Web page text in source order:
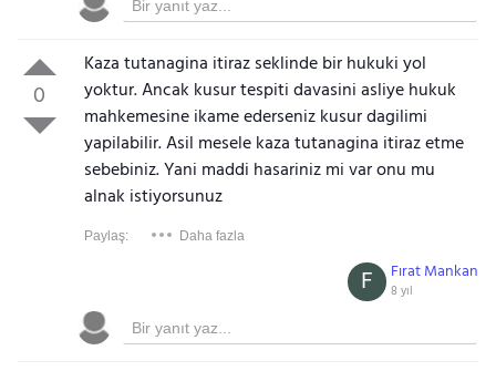
0
Kaza tutanagina itiraz seklinde bir hukuki yol
yoktur. Ancak kusur tespiti davasini asliye hukuk
mahkemesine ikame ederseniz kusur dagilimi
yapilabilir. Asil mesele kaza tutanagina itiraz etme
sebebiniz. Yani maddi hasariniz mi var onu mu
alnak istiyorsunuz
Paylaş: Daha fazla
Fırat Mankan
8 yıl
F